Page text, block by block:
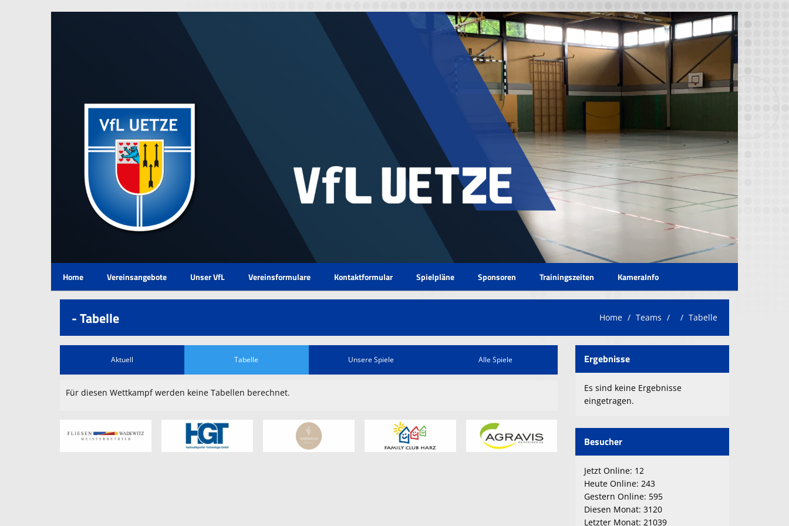
Home Vereinsangebote Unser VfL Vereinsformulare Kontaktformular Spielpläne Sponsoren Trainingszeiten KameraInfo
- Tabelle Home Teams Tabelle
Aktuell Tabelle Unsere Spiele Alle Spiele
Für diesen Wettkampf werden keine Tabellen berechnet.
Ergebnisse
Es sind keine Ergebnisse
eingetragen.
Besucher
Jetzt Online: 12
Heute Online: 243
Gestern Online: 595
Diesen Monat: 3120
Letzter Monat: 21039